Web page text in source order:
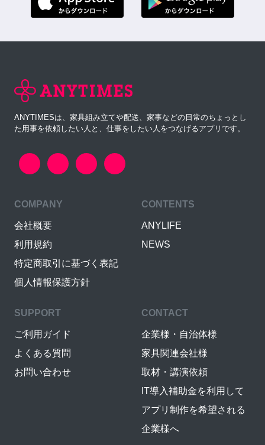
ANYTIMESは、家具組み立てや配送、家事などの日常のちょっとし
た用事を依頼したい人と、仕事をしたい人をつなげるアプリです。
COMPANY
会社概要
利用規約
特定商取引に基づく表記
個人情報保護方針
CONTENTS
ANYLIFE
NEWS
SUPPORT
ご利用ガイド
よくある質問
お問い合わせ
CONTACT
企業様・自治体様
家具関連会社様
取材・講演依頼
IT導入補助金を利用して
アプリ制作を希望される
企業様へ